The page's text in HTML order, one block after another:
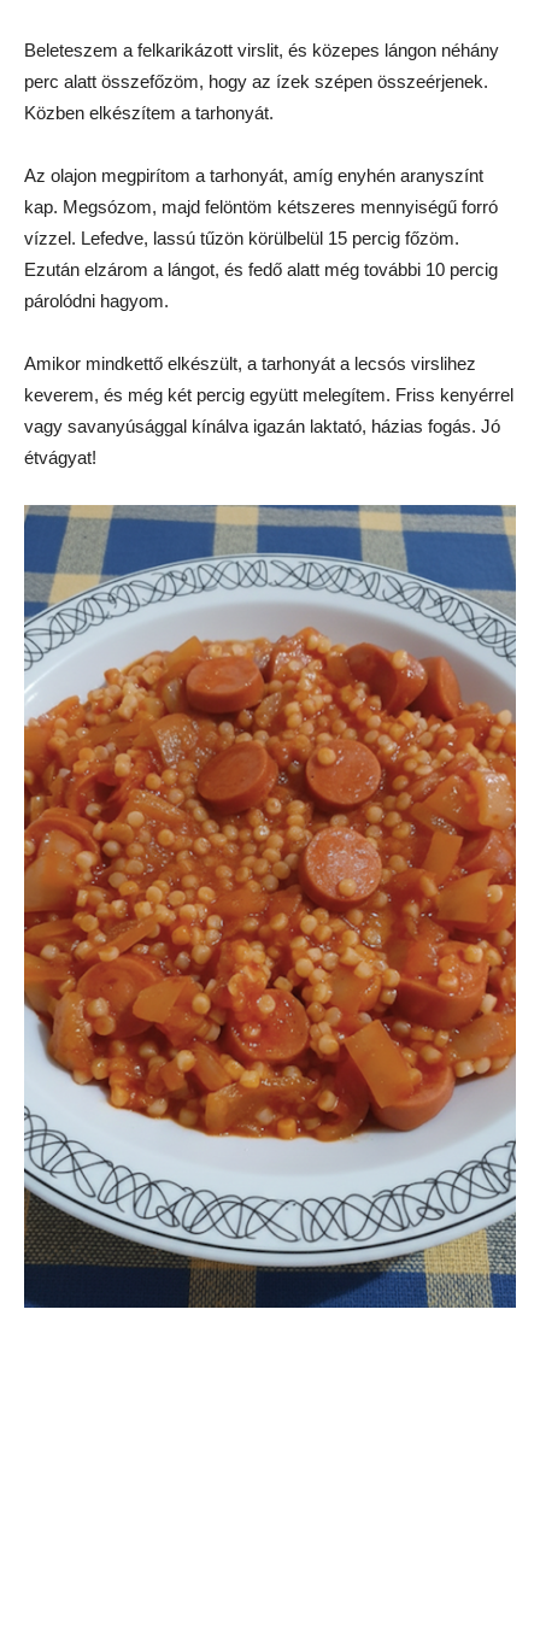
Beleteszem a felkarikázott virslit, és közepes lángon néhány
perc alatt összefőzöm, hogy az ízek szépen összeérjenek.
Közben elkészítem a tarhonyát.
Az olajon megpirítom a tarhonyát, amíg enyhén aranyszínt
kap. Megsózom, majd felöntöm kétszeres mennyiségű forró
vízzel. Lefedve, lassú tűzön körülbelül 15 percig főzöm.
Ezután elzárom a lángot, és fedő alatt még további 10 percig
párolódni hagyom.
Amikor mindkettő elkészült, a tarhonyát a lecsós virslihez
keverem, és még két percig együtt melegítem. Friss kenyérrel
vagy savanyúsággal kínálva igazán laktató, házias fogás. Jó
étvágyat!